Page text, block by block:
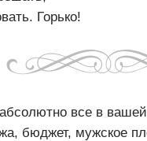
Горько!
все в
бюджет, мужское